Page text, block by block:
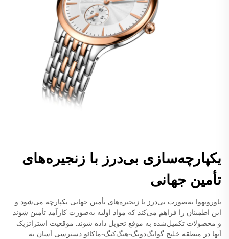
یکپارچه‌سازی بی‌درز با زنجیره‌های
تأمین جهانی
باورویهوا به‌صورت بی‌درز با زنجیره‌های تأمین جهانی یکپارچه می‌شود و
این اطمینان را فراهم می‌کند که مواد اولیه به‌صورت کارآمد تأمین شوند
و محصولات تکمیل‌شده به موقع تحویل داده شوند. موقعیت استراتژیک
آنها در منطقه خلیج گوانگ‌دونگ-هنگ‌کنگ-ماکائو دسترسی آسان به